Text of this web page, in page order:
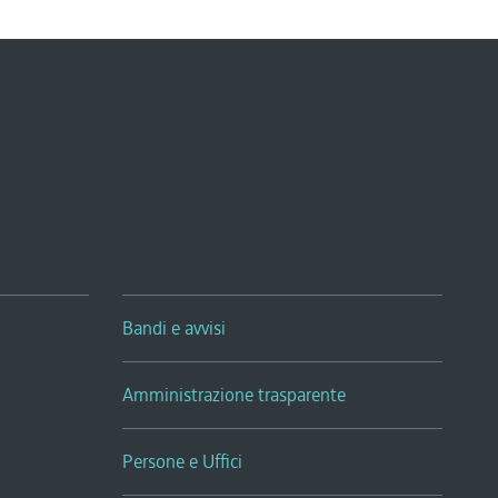
Bandi e avvisi
Amministrazione trasparente
Persone e Uffici